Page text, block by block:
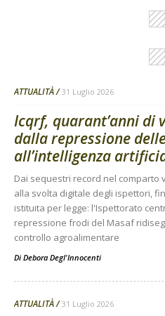
ATTUALITÀ 31 Luglio 2026
Icqrf, quarant’anni di
dalla repressione
all’intelligenza
Dai sequestri record nel comparto
alla svolta digitale degli ispettori,
istituita per legge: l'Ispettorato
repressione frodi del Masaf
controllo agroalimentare
Di Debora Degl'Innocenti
ATTUALITÀ 31 Luglio 2026